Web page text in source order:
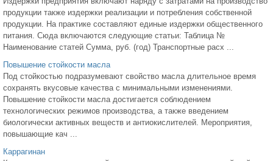
продукции также издержки реализации и потребления собственной
продукции. На практике составляют единые издержки общественного
питания. Сюда включаются следующие статьи: Таблица №
Наименование статей Сумма, руб. (год) Транспортные расх ...
Повышение стойкости масла
Под стойкостью подразумевают свойство масла длительное время
сохранять вкусовые качества с минимальными изменениями.
Повышение стойкости масла достигается соблюдением
технологических режимов производства, а также введением
биологически активных веществ и антиокислителей. Мероприятия,
повышающие кач ...
Каррагинан